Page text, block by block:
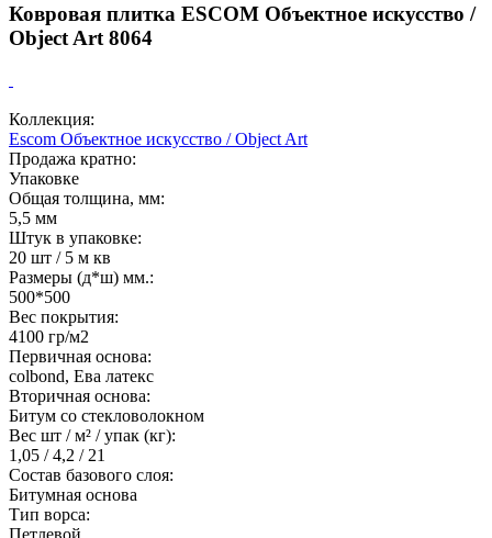
Ковровая плитка ESCOM Объектное искусство /
Object Art 8064
Коллекция:
Escom Объектное искусство / Object Art
Продажа кратно:
Упаковке
Общая толщина, мм:
5,5 мм
Штук в упаковке:
20 шт / 5 м кв
Размеры (д*ш) мм.:
500*500
Вес покрытия:
4100 гр/м2
Первичная основа:
colbond, Ева латекс
Вторичная основа:
Битум со стекловолокном
Вес шт / м² / упак (кг):
1,05 / 4,2 / 21
Состав базового слоя:
Битумная основа
Тип ворса: